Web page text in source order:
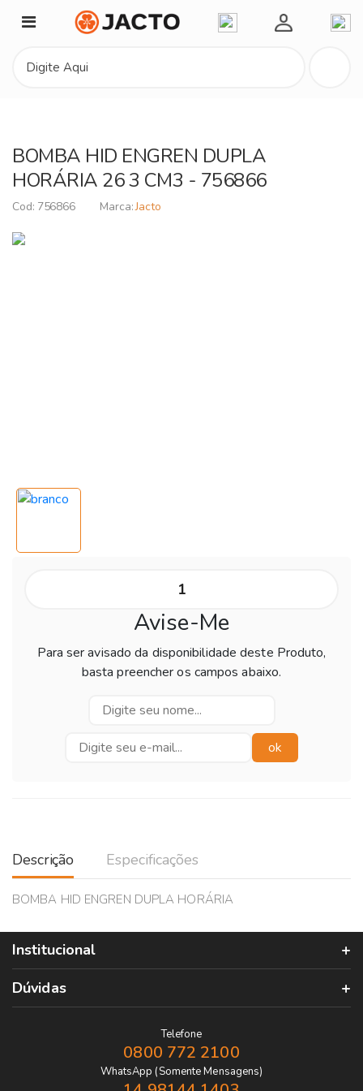
Minha Conta
BOMBA HID ENGREN DUPLA
HORÁRIA 26 3 CM3 - 756866
756866 Jacto
Avise-Me
Para ser avisado da disponibilidade deste Produto,
basta preencher os campos abaixo.
Descrição Especificações
BOMBA HID ENGREN DUPLA HORÁRIA
Institucional
Dúvidas
Telefone
0800 772 2100
WhatsApp (Somente Mensagens)